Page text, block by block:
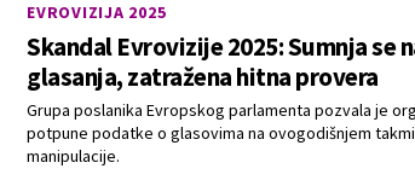
EVROVIZIJA 2025
Skandal Evrovizije 2025: Sumnja se
glasanja, zatražena hitna provera
Grupa poslanika Evropskog parlamenta pozvala je
potpune podatke o glasovima na ovogodišnjem
manipulacije.